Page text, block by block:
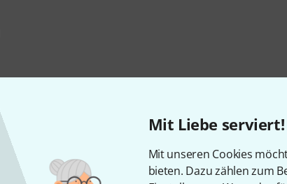
Mit Liebe serviert!
Mit unseren Cookies
bieten. Dazu zählen zum
Gefällt